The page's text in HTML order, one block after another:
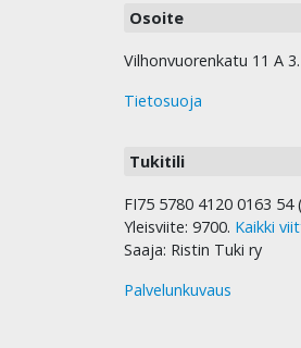
Osoite
Vilhonvuorenkatu 11 A
Tietosuoja
Tukitili
FI75 5780 4120 0163 54
Yleisviite: 9700. Kaikki
Saaja: Ristin Tuki ry
Palvelunkuvaus